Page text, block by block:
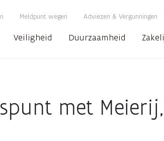
Meldpunt wegen Adviezen & Vergunningen
Veiligheid Duurzaamheid
met Meierij,